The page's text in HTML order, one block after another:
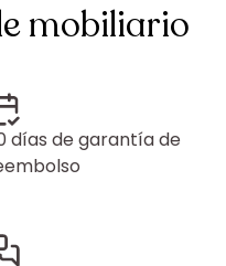
mobiliario
días de garantía de